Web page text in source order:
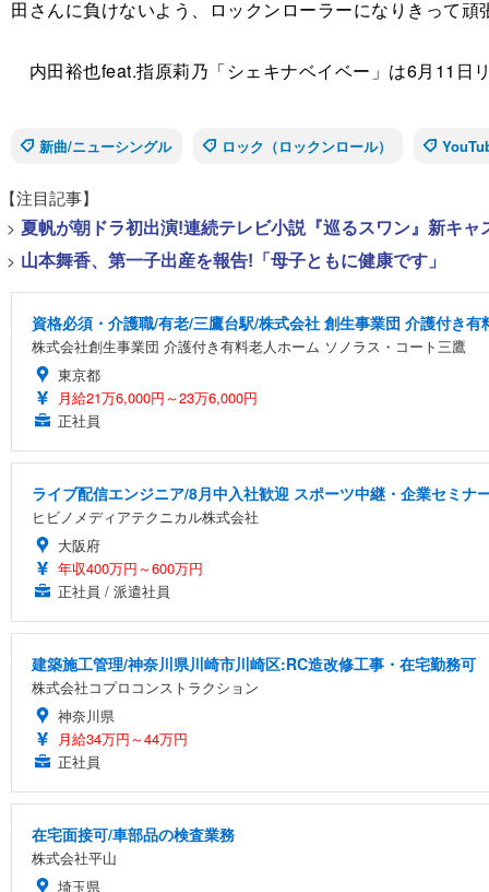
田さんに負けないよう、ロックンローラーになりきって頑
内田裕也feat.指原莉乃「シェキナベイベー」は6月11日リ
新曲/ニューシングル
ロック（ロックンロール）
【注目記事】
> 夏帆が朝ドラ初出演!連続テレビ小説『巡るスワン』新キャ
> 山本舞香、第一子出産を報告!「母子ともに健康です」
資格必須・介護職/有老/三鷹台駅/株式会社 創生事業団 介護付き
株式会社創生事業団 介護付き有料老人ホーム ソノラス・コート三鷹
東京都
月給21万6,000円～23万6,000円
正社員
ライブ配信エンジニア/8月中入社歓迎 スポーツ中継・企業セミナ
ヒビノメディアテクニカル株式会社
大阪府
年収400万円～600万円
正社員 / 派遣社員
建築施工管理/神奈川県川崎市川崎区:RC造改修工事・在宅勤務可
株式会社コプロコンストラクション
神奈川県
月給34万円～44万円
正社員
在宅面接可/車部品の検査業務
株式会社平山
埼玉県